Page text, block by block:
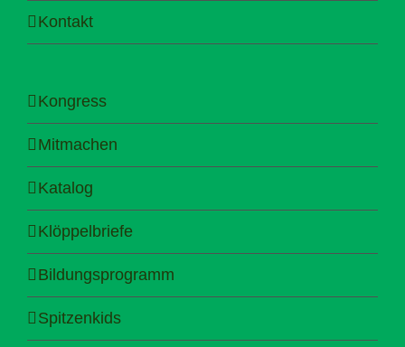
Kontakt
Kongress
Mitmachen
Katalog
Klöppelbriefe
Bildungsprogramm
Spitzenkids